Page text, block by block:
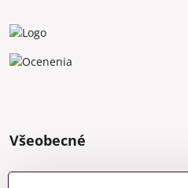
Všeobecné
Všeobecné obchodné podmienky